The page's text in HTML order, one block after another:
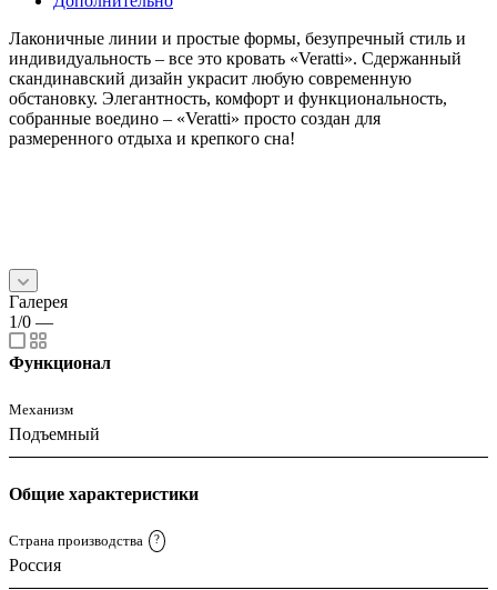
Лаконичные линии и простые формы, безупречный стиль и
индивидуальность – все это кровать «Veratti». Сдержанный
скандинавский дизайн украсит любую современную
обстановку. Элегантность, комфорт и функциональность,
собранные воедино – «Veratti» просто создан для
размеренного отдыха и крепкого сна!
Галерея
1/0 —
Функционал
Механизм
Подъемный
Общие характеристики
Страна производства ?
Россия